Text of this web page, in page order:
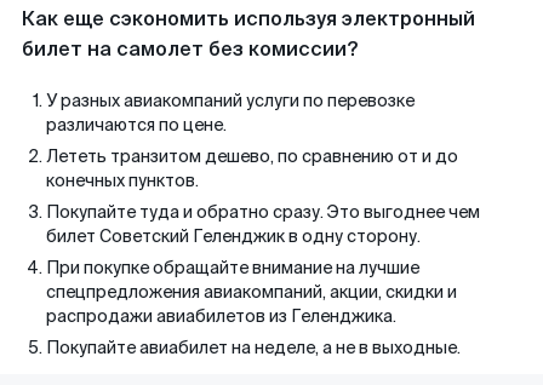
Как еще сэкономить используя электронный
билет на самолет без комиссии?
У разных авиакомпаний услуги по перевозке
различаются по цене.
Лететь транзитом дешево, по сравнению от и до
конечных пунктов.
Покупайте туда и обратно сразу. Это выгоднее чем
билет Советский Геленджик в одну сторону.
При покупке обращайте внимание на лучшие
спецпредложения авиакомпаний, акции, скидки и
распродажи авиабилетов из Геленджика.
Покупайте авиабилет на неделе, а не в выходные.